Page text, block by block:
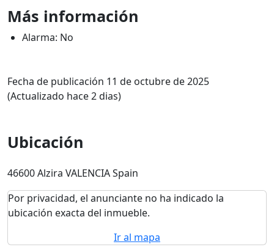
Más información
Alarma: No
Fecha de publicación 11 de octubre de 2025
(Actualizado hace 2 dias)
Ubicación
46600 Alzira VALENCIA Spain
Por privacidad, el anunciante no ha indicado la
ubicación exacta del inmueble.
Ir al mapa